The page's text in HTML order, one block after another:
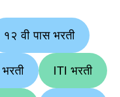
१२ वी पास भरती
ITI भरती